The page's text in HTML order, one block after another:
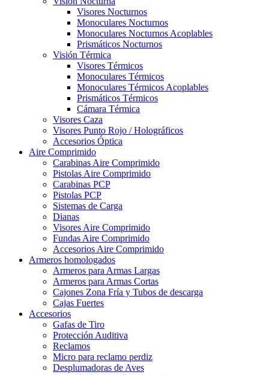
Visores Nocturnos
Monoculares Nocturnos
Monoculares Nocturnos Acoplables
Prismáticos Nocturnos
Visión Térmica
Visores Térmicos
Monoculares Térmicos
Monoculares Térmicos Acoplables
Prismáticos Térmicos
Cámara Térmica
Visores Caza
Visores Punto Rojo / Holográficos
Accesorios Óptica
Aire Comprimido
Carabinas Aire Comprimido
Pistolas Aire Comprimido
Carabinas PCP
Pistolas PCP
Sistemas de Carga
Dianas
Visores Aire Comprimido
Fundas Aire Comprimido
Accesorios Aire Comprimido
Armeros homologados
Armeros para Armas Largas
Armeros para Armas Cortas
Cajones Zona Fría y Tubos de descarga
Cajas Fuertes
Accesorios
Gafas de Tiro
Protección Auditiva
Reclamos
Micro para reclamo perdiz
Desplumadoras de Aves